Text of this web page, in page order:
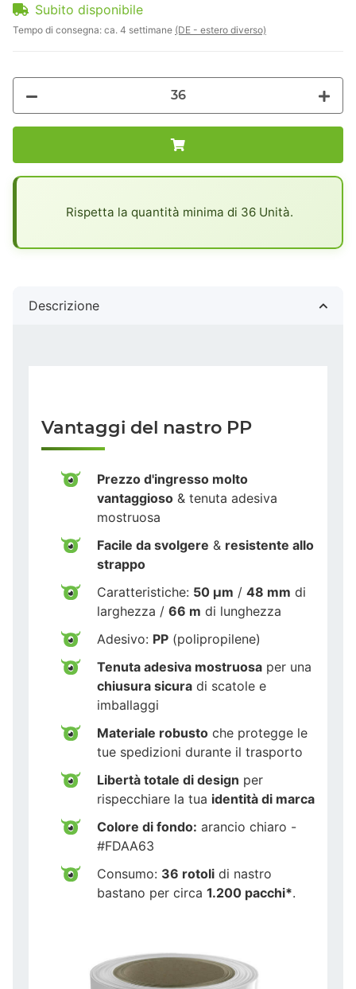
Subito disponibile
Tempo di consegna: ca. 4 settimane (DE - estero diverso)
Rispetta la quantità minima di 36 Unità.
Descrizione
Vantaggi del nastro PP
Prezzo d'ingresso molto
vantaggioso & tenuta adesiva
mostruosa
Facile da svolgere & resistente allo
strappo
Caratteristiche: 50 µm / 48 mm di
larghezza / 66 m di lunghezza
Adesivo: PP (polipropilene)
Tenuta adesiva mostruosa per una
chiusura sicura di scatole e
imballaggi
Materiale robusto che protegge le
tue spedizioni durante il trasporto
Libertà totale di design per
rispecchiare la tua identità di marca
Colore di fondo: arancio chiaro -
#FDAA63
Consumo: 36 rotoli di nastro
bastano per circa 1.200 pacchi*.